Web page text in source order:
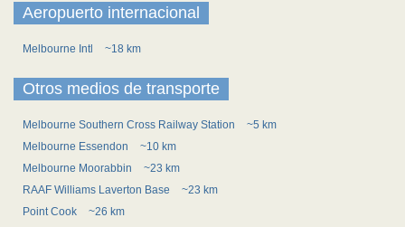
Aeropuerto internacional
Melbourne Intl ~18 km
Otros medios de transporte
Melbourne Southern Cross Railway Station
~5 km
Melbourne Essendon
~10 km
Melbourne Moorabbin
~23 km
RAAF Williams Laverton Base
~23 km
Point Cook
~26 km